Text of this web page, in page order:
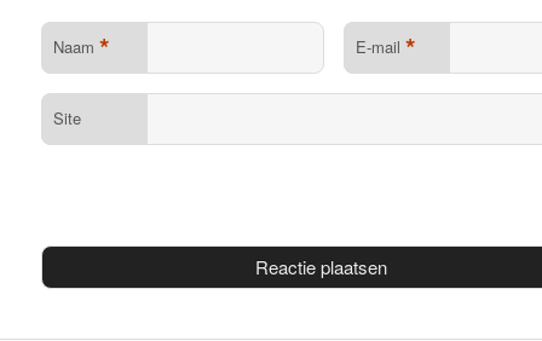
Naam * E-mail *
Site